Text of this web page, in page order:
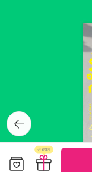
뒤로가
기